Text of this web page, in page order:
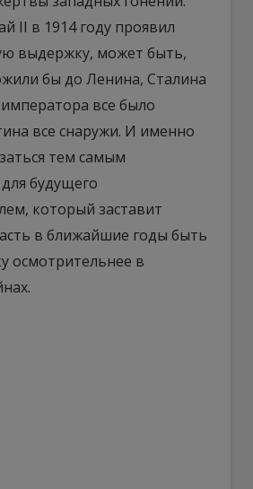
II в 1914 году проявил
выдержку, может быть,
бы до Ленина, Сталина
все было
все снаружи. И именно
тем самым
будущего
который заставит
в ближайшие годы быть
осмотрительнее в